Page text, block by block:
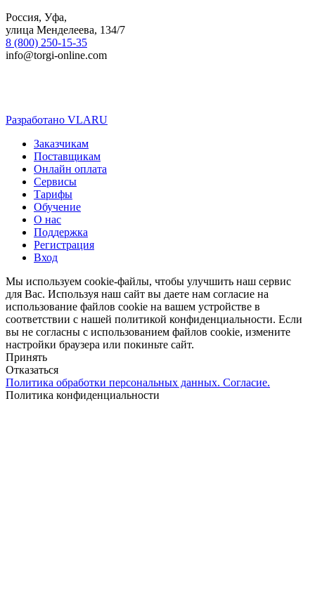
Россия, Уфа,
улица Менделеева, 134/7
8 (800) 250-15-35
info@torgi-online.com
Разработано VLARU
Close
Menu
Заказчикам
Поставщикам
Онлайн оплата
Сервисы
Тарифы
Обучение
О нас
Поддержка
Регистрация
Вход
Мы используем cookie-файлы, чтобы улучшить наш сервис
для Вас. Используя наш сайт вы даете нам согласие на
использование файлов cookie на вашем устройстве в
соответствии с нашей политикой конфиденциальности. Если
вы не согласны с использованием файлов cookie, измените
настройки браузера или покиньте сайт.
Принять
Отказаться
Политика обработки персональных данных. Согласие.
Политика конфиденциальности